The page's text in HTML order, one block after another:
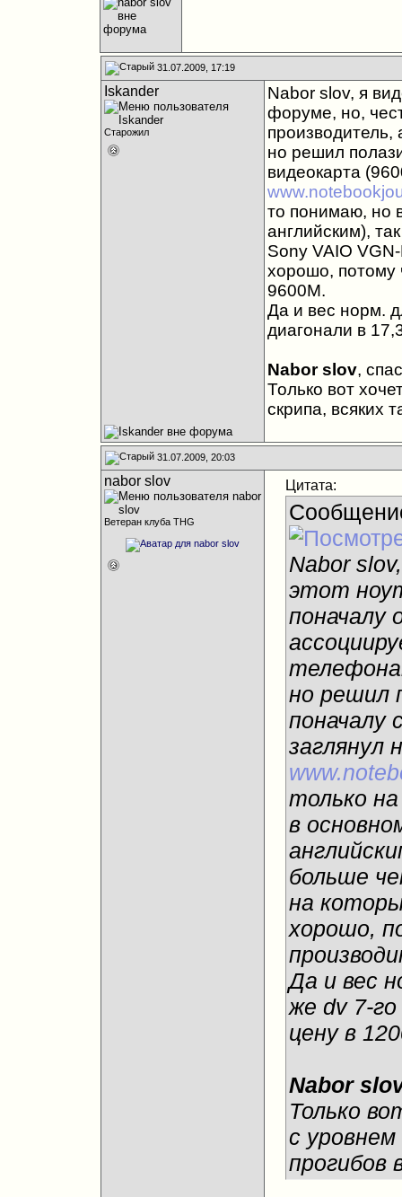
31.07.2009, 17:19
Iskander
Старожил
Nabor slov, я
форуме, но,
но решил
видеокарта
то понимаю, но
английским),
Sony VAIO
хорошо, потому
9600М.
Да и вес норм.
диагонали в
Nabor slov,
Только вот
скрипа, всяких
31.07.2009, 20:03
nabor slov
Ветеран клуба THG
Цитата:
Nabor
этот
поначалу
но решил
поначалу
заглянул
только
в
больше
на
хорошо,
Да и вес
же dv 7-
цену в
Nabor
Только
с
прогибов